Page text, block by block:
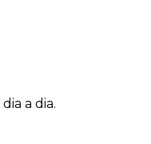
a dia.